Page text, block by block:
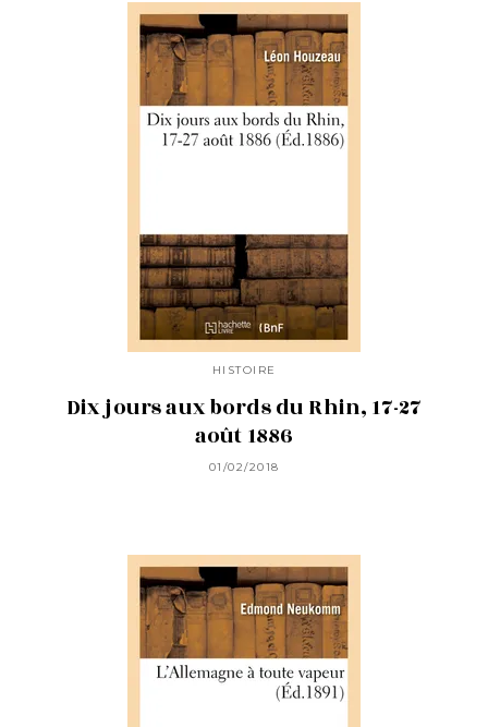
HISTOIRE
Dix jours aux bords du Rhin, 17-27
août 1886
01/02/2018